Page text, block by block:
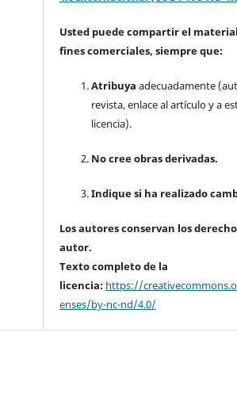
Usted puede compartir el
fines comerciales, siempre que:
Atribuya adecuadamente
revista, enlace al artículo y a
licencia).
No cree obras derivadas.
Indique si ha realizado
Los autores conservan los
autor.
Texto completo de la
licencia: https://
enses/by-nc-nd/4.0/